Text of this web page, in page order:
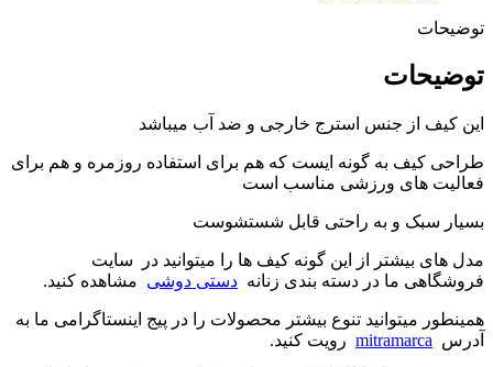
توضیحات
توضیحات
این کیف از جنس استرج خارجی و ضد آب میباشد
طراحی کیف به گونه ایست که هم برای استفاده روزمره و هم برای
فعالیت های ورزشی مناسب است
بسیار سبک و به راحتی قابل شستشوست
مدل های بیشتر از این گونه کیف ها را میتوانید در سایت
فروشگاهی ما در دسته بندی زنانه دستی دوشی مشاهده کنید.
همینطور میتوانید تنوع بیشتر محصولات را در پیج اینستاگرامی ما به
آدرس mitramarca رویت کنید.